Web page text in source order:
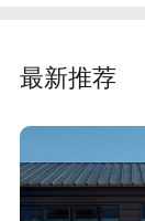
最新推荐